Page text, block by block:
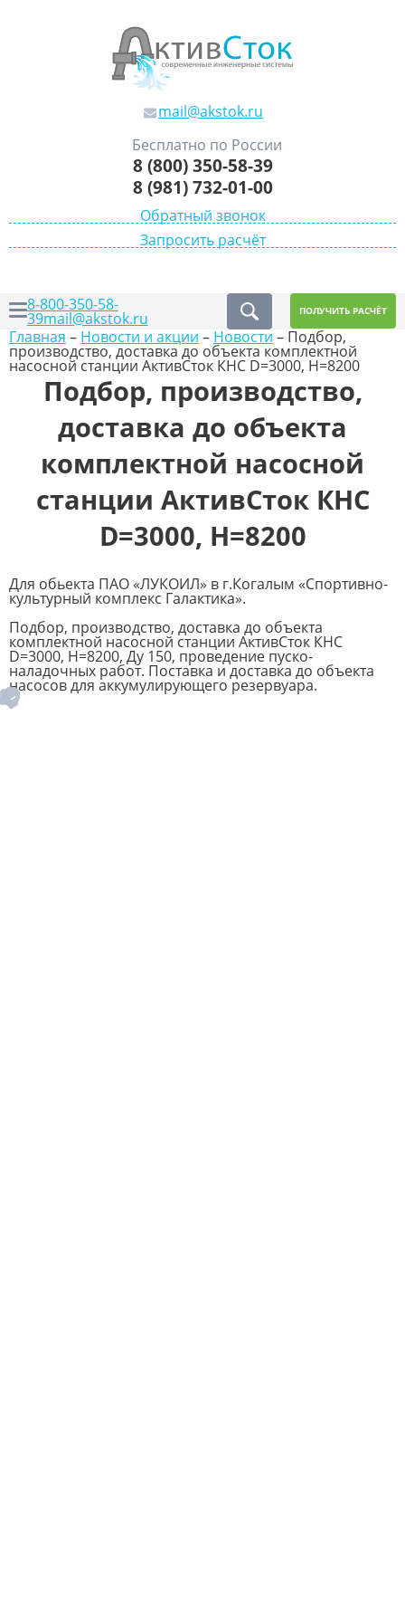
mail@akstok.ru
Бесплатно по России
8 (800) 350-58-39
8 (981) 732-01-00
Обратный звонок
Запросить расчёт
8-800-350-58-
39mail@akstok.ru ПОЛУЧИТЬ РАСЧЁТ
Главная – Новости и акции – Новости – Подбор,
производство, доставка до объекта комплектной
насосной станции АктивСток КНС D=3000, Н=8200
Подбор, производство,
доставка до объекта
комплектной насосной
станции АктивСток КНС
D=3000, Н=8200
Для обьекта ПАО «ЛУКОИЛ» в г.Когалым «Спортивно-
культурный комплекс Галактика».
Подбор, производство, доставка до объекта
комплектной насосной станции АктивСток КНС
D=3000, Н=8200, Ду 150, проведение пуско-
наладочных работ. Поставка и доставка до объекта
насосов для аккумулирующего резервуара.